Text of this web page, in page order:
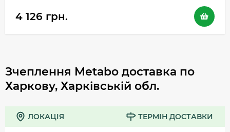
4 126 грн.
Зчеплення Metabo доставка по
Харкову, Харківській обл.
ЛОКАЦІЯ ТЕРМІН ДОСТАВКИ